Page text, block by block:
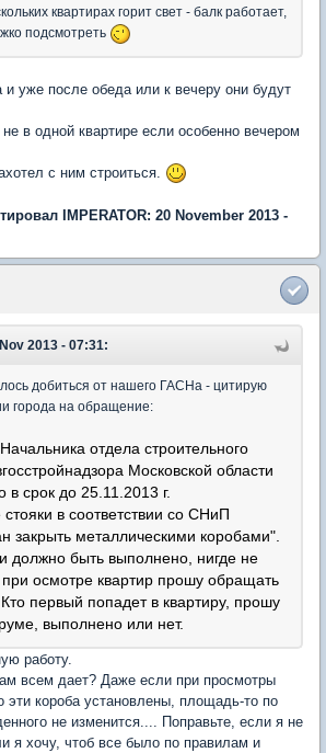
квартирах горит свет - балк работает,
подсмотреть
и уже после обеда или к вечеру они будут
не в одной квартире если особенно вечером
с ним строиться.
IMPERATOR: 20 November 2013 -
2013 - 07:31:
добиться от нашего ГАСНа - цитирую
города на обращение:
отдела строительного
Московской области
в срок до 25.11.2013 г.
в соответствии со СНиП
закрыть металлическими коробами".
должно быть выполнено, нигде не
осмотре квартир прошу обращать
первый попадет в квартиру, прошу
выполнено или нет.
работу.
всем дает? Даже если при просмотры
эти короба установлены, площадь-то по
не изменится.... Поправьте, если я не
я хочу, чтоб все было по правилам и